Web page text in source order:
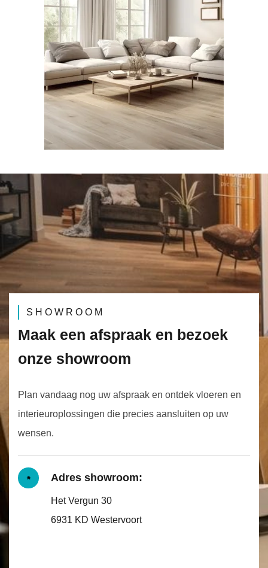
SHOWROOM
Maak een afspraak en bezoek
onze showroom
Plan vandaag nog uw afspraak en ontdek vloeren en
interieuroplossingen die precies aansluiten op uw
wensen.
Adres showroom:
Het Vergun 30
6931 KD Westervoort